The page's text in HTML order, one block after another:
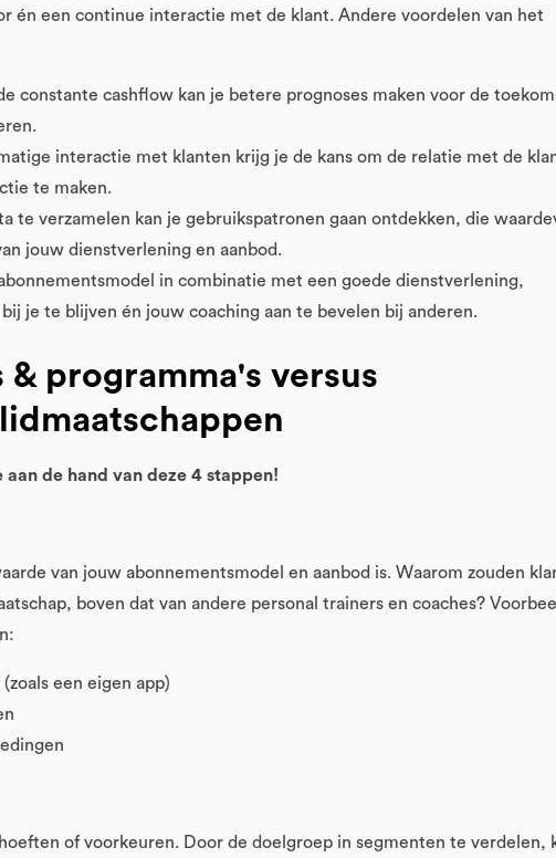
én een continue interactie met de klant. Andere voordelen van het
constante cashflow kan je betere prognoses maken voor de
interactie met klanten krijg je de kans om de relatie met de
te maken.
te verzamelen kan je gebruikspatronen gaan ontdekken, die
jouw dienstverlening en aanbod.
in combinatie met een goede dienstverlening,
je te blijven én jouw coaching aan te bevelen bij anderen.
& programma's versus
de hand van deze 4 stappen!
van jouw abonnementsmodel en aanbod is. Waarom zouden
boven dat van andere personal trainers en coaches?
een eigen app)
of voorkeuren. Door de doelgroep in segmenten te verdelen,